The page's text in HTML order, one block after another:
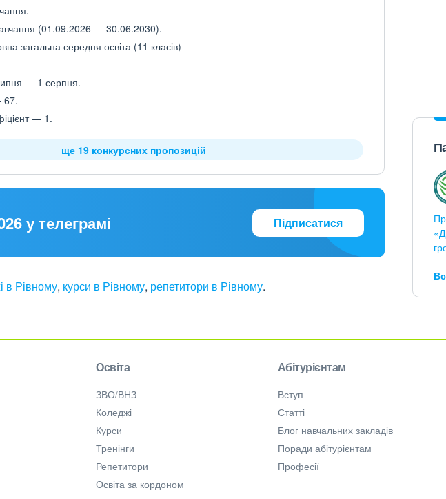
(01.09.2026 — 30.06.2030).
загальна середня освіта (11 класів)
— 1 серпня.
67.
— 1.
ще 19 конкурсних пропозицій
у телеграмі Підписатися
в Рівному, курси в Рівному, репетитори в Рівному.
Освіта
ЗВО/ВНЗ
Коледжі
Курси
Тренінги
Репетитори
Освіта за кордоном
Абітурієнтам
Вступ
Статті
Блог навчальних закладів
Поради абітурієнтам
Професії